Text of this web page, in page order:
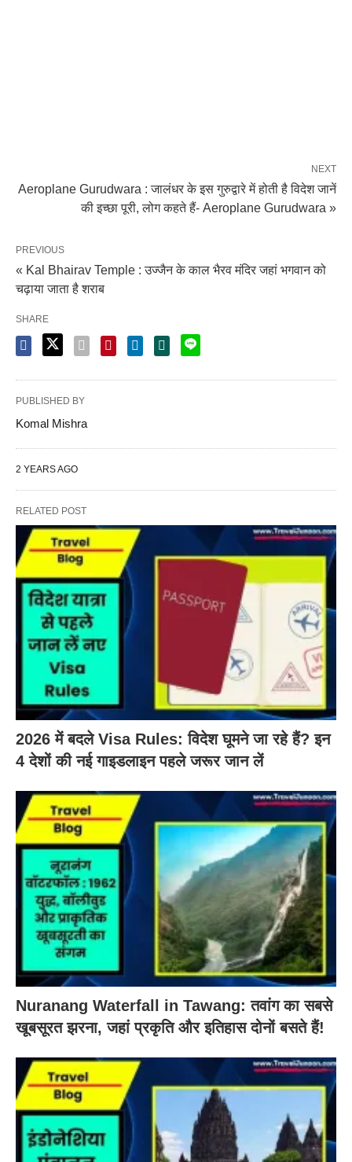
NEXT
Aeroplane Gurudwara : जालंधर के इस गुरुद्वारे में होती है विदेश जानें
की इच्छा पूरी, लोग कहते हैं- Aeroplane Gurudwara »
PREVIOUS
« Kal Bhairav ​​Temple : उज्जैन के काल भैरव मंदिर जहां भगवान को
चढ़ाया जाता है शराब
SHARE
PUBLISHED BY
Komal Mishra
2 YEARS AGO
RELATED POST
2026 में बदले Visa Rules: विदेश घूमने जा रहे हैं? इन
4 देशों की नई गाइडलाइन पहले जरूर जान लें
Nuranang Waterfall in Tawang: तवांग का सबसे
खूबसूरत झरना, जहां प्रकृति और इतिहास दोनों बसते हैं!